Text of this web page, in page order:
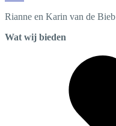
Rianne en Karin van de Bieb
Wat wij bieden